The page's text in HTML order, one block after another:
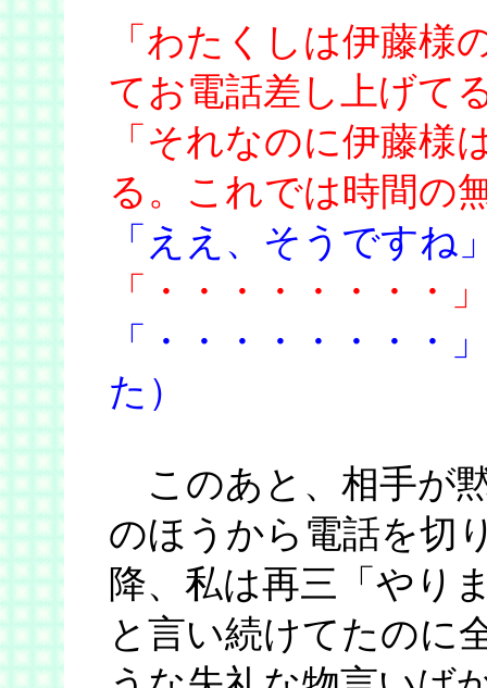
「わたくしは伊藤様
てお電話差し上げて
「それなのに伊藤様
る。これでは時間の
「ええ、そうですね
「・・・・・・・・
「・・・・・・・・
た）
このあと、相手が
のほうから電話を切
降、私は再三「やり
と言い続けてたのに